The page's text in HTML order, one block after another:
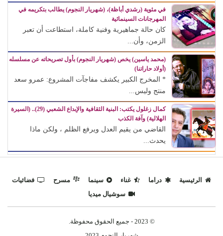
في مئوية (رشدي أباظة)، (شهريار النجوم) يطالب بتكريمه في
المهرجانات السينمائية
كان حالة جماهيرية وفنية كاملة، استطاعت أن تعبر
الزمن، وأن...
(محمد ياسين) يخص (شهريار النجوم) بأول تصريحاته عن مسلسله
(أولاد حاراتنا)
* المخرج الكبير يكشف مفاجآت المشروع: عمرو سعد
منتج وليس...
كمال زغلول يكتب: البنية الثقافية والإبداع الشعبي (29).. (السيرة
الهلالية) وآفة الكذب
القاضي من يقيم العدل ويرفع الظلم ، ولكن ماذا
يحدث...
الرئيسية دراما غناء سينما مسرح
فضائيات
سوشيال ميديا
© 2023 - جميع الحقوق محفوظة.